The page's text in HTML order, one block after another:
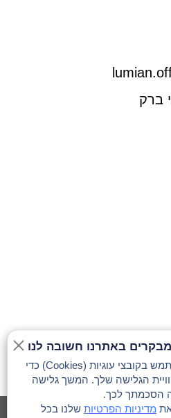
עיצוב ובניית אתרים: נורית הדדי 052-5458989 ALL Rights
באתרנו חשובה לנו
אתר זה משתמש בקובצי עוגיות (Cookies) כדי
הגלישה שלך. המשך גלישה
הסכמתך לכך.
מדיניות הפרטיות שלנו בכל